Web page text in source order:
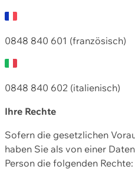
0848 840 601 (französisch)
0848 840 602 (italienisch)
Ihre Rechte
Sofern die gesetzlichen
haben Sie als von einer
Person die folgenden Rechte: